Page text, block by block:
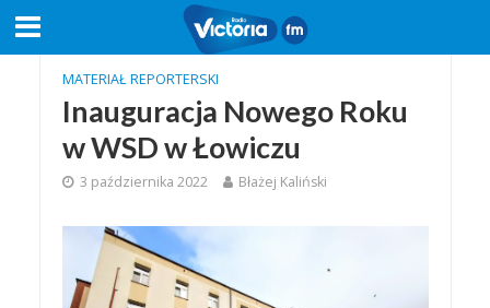
MATERIAŁ REPORTERSKI
Inauguracja Nowego Roku
w WSD w Łowiczu
3 października 2022 Błażej Kaliński